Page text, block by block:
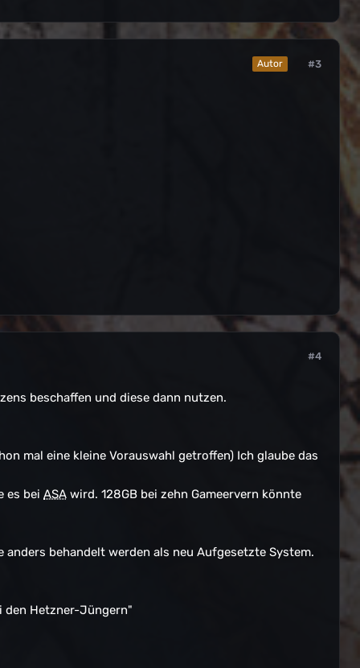
Autor #3
#4
beschaffen und diese dann nutzen.
mal eine kleine Vorauswahl getroffen) Ich glaube das
es bei ASA wird. 128GB bei zehn Gameervern könnte
behandelt werden als neu Aufgesetzte System.
den Hetzner-Jüngern"